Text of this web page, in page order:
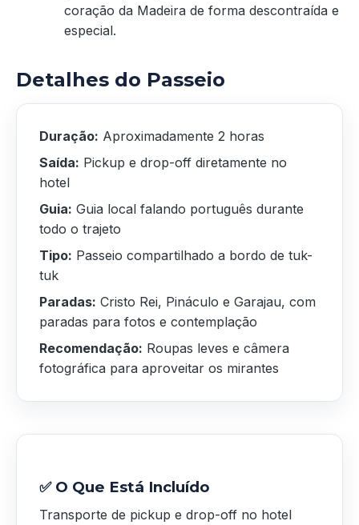
coração da Madeira de forma descontraída e
especial.
Detalhes do Passeio
Duração: Aproximadamente 2 horas
Saída: Pickup e drop-off diretamente no
hotel
Guia: Guia local falando português durante
todo o trajeto
Tipo: Passeio compartilhado a bordo de tuk-
tuk
Paradas: Cristo Rei, Pináculo e Garajau, com
paradas para fotos e contemplação
Recomendação: Roupas leves e câmera
fotográfica para aproveitar os mirantes
✅ O Que Está Incluído
Transporte de pickup e drop-off no hotel